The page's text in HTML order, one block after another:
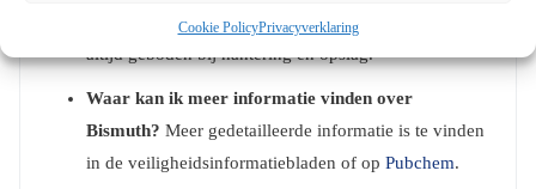
Cookie PolicyPrivacyverklaring
de veiligere zware metalen, maar voorzichtigheid is
altijd geboden bij hantering en opslag.
Waar kan ik meer informatie vinden over
Bismuth? Meer gedetailleerde informatie is te vinden
in de veiligheidsinformatiebladen of op Pubchem.